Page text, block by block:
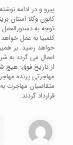
پیرو و در ادامه
کانون وکلا استان
توجه به دستورالعمل
کلمبیا به عمل
اعمال می گردد به
از تاریخ فوق؛ هیچ
مهاجرتی پرنده
متقاضیان مهاجرت به
قرارداد گردند.